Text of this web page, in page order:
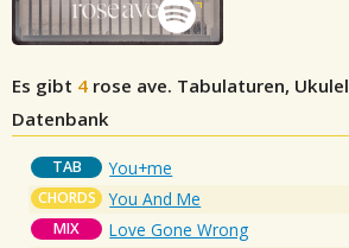
Es gibt 4 rose ave. Tabulaturen,
Datenbank
TAB You+me
CHORDS You And Me
MIX Love Gone Wrong